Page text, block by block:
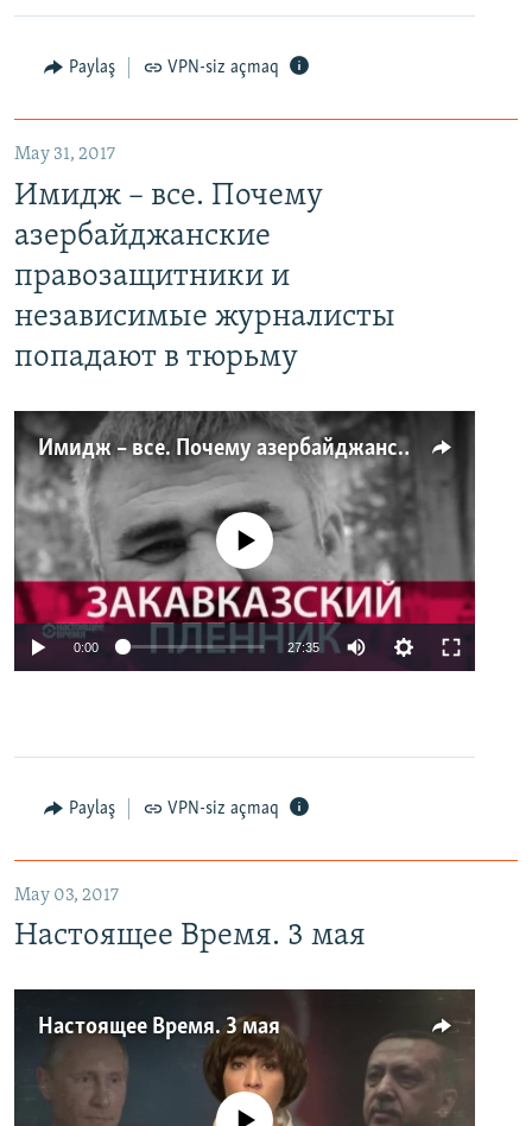
Paylaş VPN-siz açmaq
May 31, 2017
Имидж – все. Почему
азербайджанские
правозащитники и
независимые журналисты
попадают в тюрьму
Имидж – все. Почему азербайджанские правозащитники и независимые журналисты попадают в тюрьму
No media source currently available
0:00 27:35
Paylaş VPN-siz açmaq
May 03, 2017
Настоящее Время. 3 мая
Настоящее Время. 3 мая
No media source currently available